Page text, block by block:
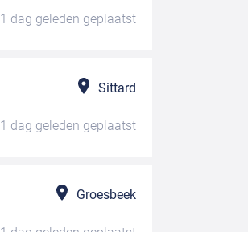
1 dag geleden geplaatst
Sittard
1 dag geleden geplaatst
Groesbeek